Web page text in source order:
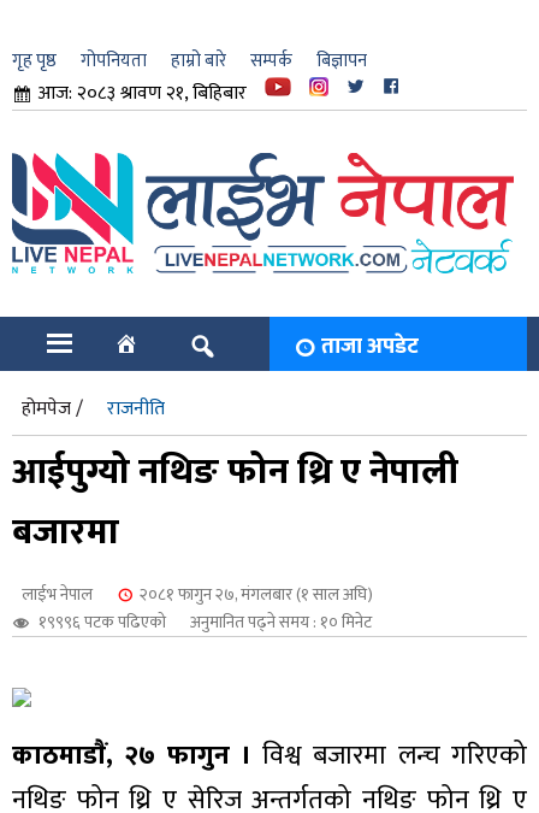
गृह पृष्ठ गोपनियता हाम्रो बारे सम्पर्क बिज्ञापन
आज: २०८३ श्रावण २१, बिहिबार
ताजा अपडेट
होमपेज / राजनीति
आईपुग्यो नथिङ फोन थ्रि ए नेपाली
बजारमा
लाईभ नेपाल
२०८१ फागुन २७, मंगलबार (१ साल अघि)
१९९९६ पटक पढिएको
अनुमानित पढ्ने समय : १० मिनेट
काठमाडाैं, २७ फागुन । विश्व बजारमा लन्च गरिएको
नथिङ फोन थ्रि ए सेरिज अन्तर्गतको नथिङ फोन थ्रि ए